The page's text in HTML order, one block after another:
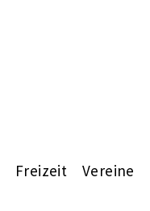
Freizeit Vereine